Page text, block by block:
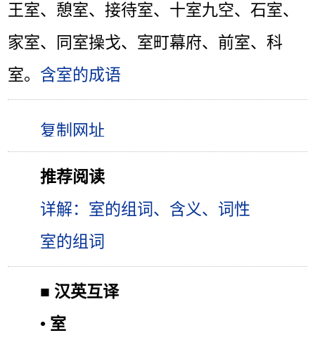
王室、憩室、接待室、十室九空、石室、
家室、同室操戈、室町幕府、前室、科
室。 含室的成语
推荐阅读
详解：室的组词、含义、词性
室的组词
■ 汉英互译
• 室